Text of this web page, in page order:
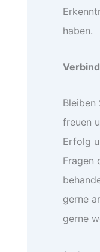
haben.
Bleiben
freuen
Erfolg
Fragen
gerne
gerne